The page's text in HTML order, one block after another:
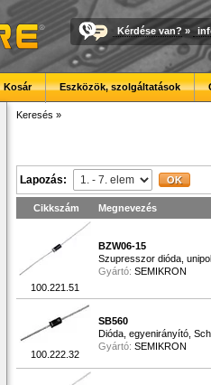
Kérdése van? »
Kosár Eszközök, szolgáltatások
Keresés »
Lapozás:
Cikkszám Megnevezés
100.221.51
BZW06-15
Szupresszor dióda,
Gyártó: SEMIKRON
100.222.32
SB560
Dióda, egyenirányító,
Gyártó: SEMIKRON